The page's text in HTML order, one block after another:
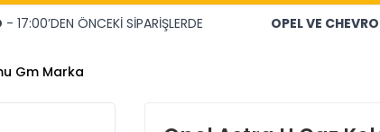
- 17:00’DEN ÖNCEKİ SİPARİŞLERDE OPEL VE
Gm Marka